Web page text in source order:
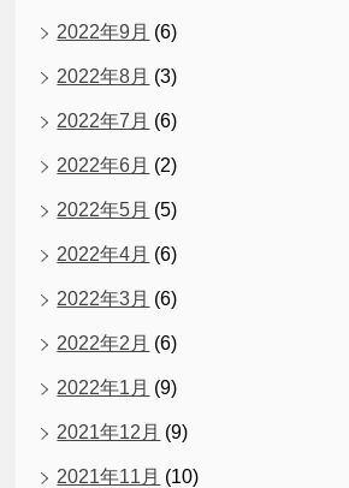
2022年9月 (6)
2022年8月 (3)
2022年7月 (6)
2022年6月 (2)
2022年5月 (5)
2022年4月 (6)
2022年3月 (6)
2022年2月 (6)
2022年1月 (9)
2021年12月 (9)
2021年11月 (10)